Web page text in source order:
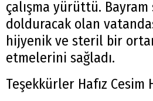
çalışma yürüttü. Bayram
dolduracak olan
hijyenik ve steril bir
etmelerini sağladı.
Teşekkürler Hafız Cesim